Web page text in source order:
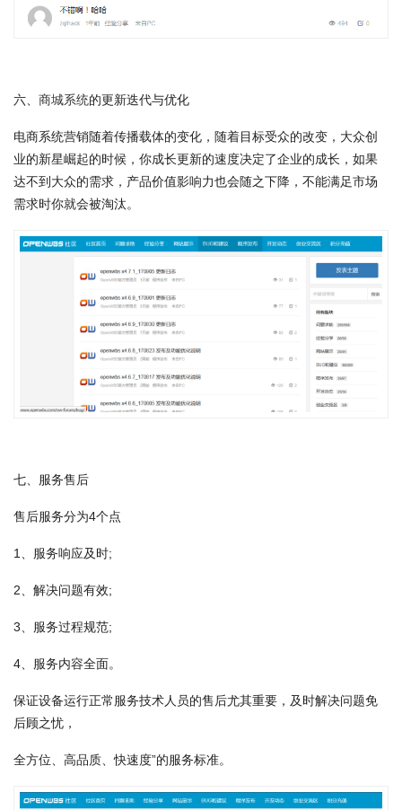
六、 商城系统的更新迭代与优化
电商系统营销随着传播载体的变化，随着目标受众的改变，大众创
业的新星崛起的时候，你成长更新的速度决定了企业的成长，如果
达不到大众的需求，产品价值影响力也会随之下降，不能满足市场
需求时你就会被淘汰。
七、服务售后
售后服务分为4个点
1、服务响应及时;
2、解决问题有效;
3、服务过程规范;
4、服务内容全面。
保证设备运行正常服务技术人员的售后尤其重要，及时解决问题免
后顾之忧，
全方位、高品质、快速度”的服务标准。